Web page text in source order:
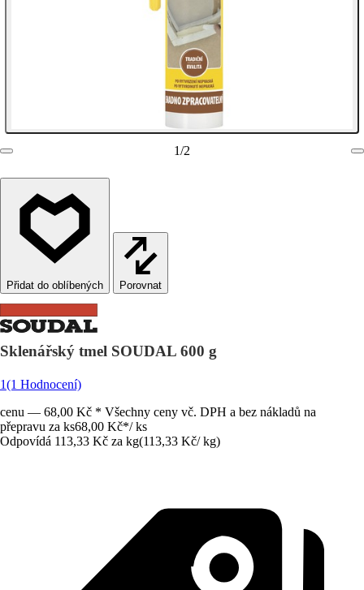
1/2
Porovnat
Sklenářský tmel SOUDAL 600 g
1(1 Hodnocení)
cenu — 68,00 Kč * Všechny ceny vč. DPH a bez nákladů na
přepravu za ks68,00 Kč*/ ks
Odpovídá 113,33 Kč za kg(113,33 Kč/ kg)